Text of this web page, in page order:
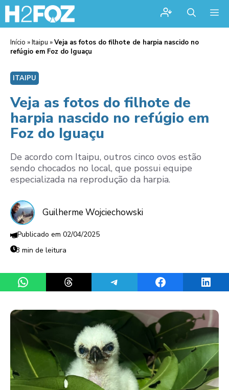
Início »Itaipu »Veja as fotos do filhote de harpia nascido no
refúgio em Foz do Iguaçu
ITAIPU
Veja as fotos do filhote de
harpia nascido no refúgio em
Foz do Iguaçu
De acordo com Itaipu, outros cinco ovos estão
sendo chocados no local, que possui equipe
especializada na reprodução da harpia.
Guilherme Wojciechowski
02/04/2025
3 min de leitura
Share on WhatsAppShare on ThreadsShare on TelegramShare on Facebook